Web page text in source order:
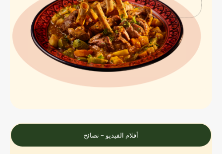
حمص بالبقدونس مع شرائح
لحم البقر الأسترالي
صالونة‭ ‬بلحم‭ ‬البقر ‬الأسترالي
أفلام الفيديو - نصائح